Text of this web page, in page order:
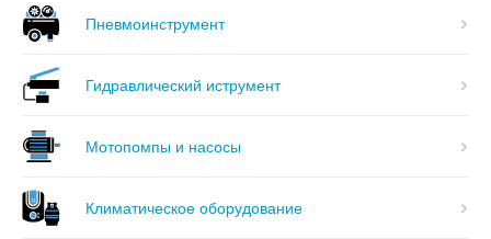
Пневмоинструмент
Гидравлический иструмент
Мотопомпы и насосы
Климатическое оборудование